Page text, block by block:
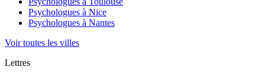
Psychologues à Nice
Psychologues à Nantes
Voir toutes les villes
Lettres